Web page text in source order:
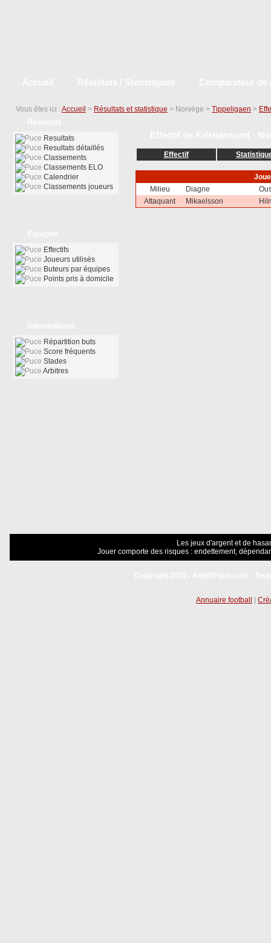
Vous êtes ici : Accueil > Résultats et statistique > Norvège > Tippeligaen >
Effectif
Milieu
Diagne
Attaquant
Mikaelsson
Resultats
Resultats détaillés
Classements
Classements ELO
Calendrier
Classements joueurs
Effectifs
Joueurs utilisés
Buteurs par équipes
Points pris à domicile
Répartition buts
Score fréquents
Stades
Arbitres
Les jeux d'argent et de
Jouer comporte des risques : endettement,
Annuaire football